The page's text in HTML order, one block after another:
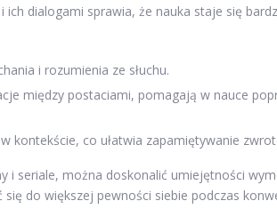
dialogami sprawia, że nauka staje się
i rozumienia ze słuchu.
między postaciami, pomagają w nauce
kontekście, co ułatwia zapamiętywanie
i seriale, można doskonalić umiejętności
do większej pewności siebie podczas